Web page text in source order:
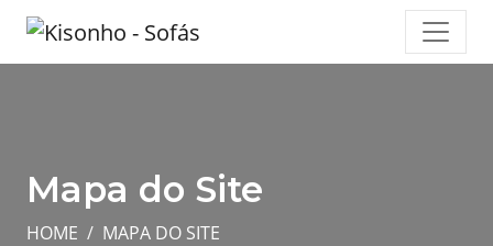
Mapa do Site
HOME MAPA DO SITE